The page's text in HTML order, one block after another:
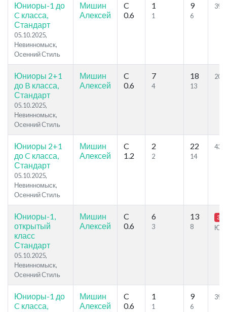
Юниоры-1 до
C класса,
Стандарт
05.10.2025,
Невинномыск,
Осенний Стиль
Мишин
Алексей
C
0.6
1
1
9
6
Юниоры 2+1
до B класса,
Стандарт
05.10.2025,
Невинномыск,
Осенний Стиль
Мишин
Алексей
C
0.6
7
4
18
13
Юниоры 2+1
до C класса,
Стандарт
05.10.2025,
Невинномыск,
Осенний Стиль
Мишин
Алексей
C
1.2
2
2
22
14
Юниоры-1,
открытый
класс
Стандарт
05.10.2025,
Невинномыск,
Осенний Стиль
Мишин
Алексей
C
0.6
6
3
13
8
Юниоры-1 до
C класса,
Мишин
Алексей
C
0.6
1
1
9
6